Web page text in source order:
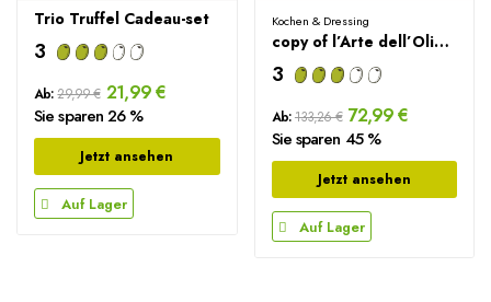
Trio Truffel Cadeau-set
3
Ab: 29,99 € 21,99 €
Sie sparen 26 %
Jetzt ansehen
Auf Lager
Kochen & Dressing
copy of l’Arte dell’Olio Set – 3L Extra Natives...
3
Ab: 133,26 € 72,99 €
Sie sparen 45 %
Jetzt ansehen
Auf Lager